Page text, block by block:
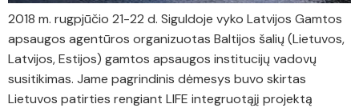
2018 m. rugpjūčio 21-22 d. Siguldoje vyko Latvijos Gamtos
apsaugos agentūros organizuotas Baltijos šalių (Lietuvos,
Latvijos, Estijos) gamtos apsaugos institucijų vadovų
susitikimas. Jame pagrindinis dėmesys buvo skirtas
Lietuvos patirties rengiant LIFE integruotąjį projektą